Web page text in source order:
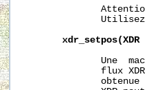
              Utilisez
xdr_setpos(XDR
Une
              flux XDR